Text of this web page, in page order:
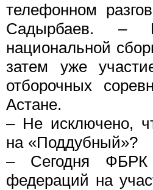
телефонном
Садырбаев. –
национальной
затем уже
отборочных
Астане.
– Не исключено,
на «Поддубный»?
– Сегодня ФБРК
федераций на